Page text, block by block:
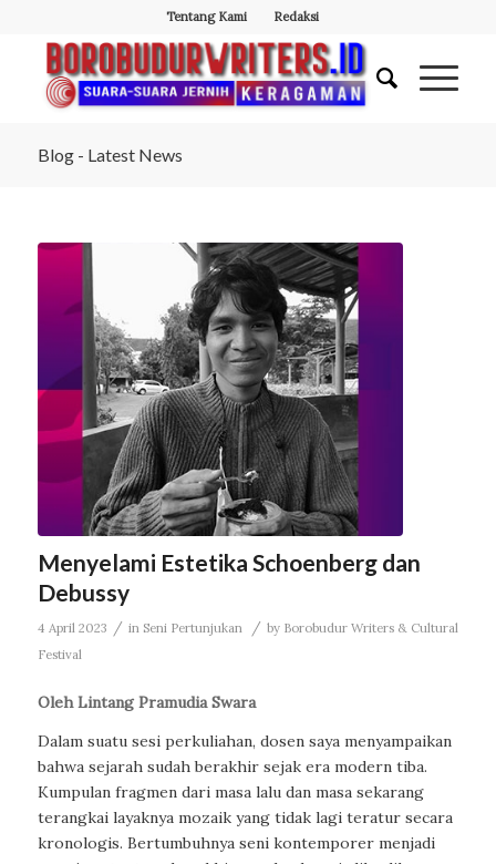
Tentang Kami Redaksi
Blog - Latest News
Menyelami Estetika Schoenberg dan
Debussy
4 April 2023 / in Seni Pertunjukan / by Borobudur Writers & Cultural
Festival
Oleh Lintang Pramudia Swara
Dalam suatu sesi perkuliahan, dosen saya menyampaikan
bahwa sejarah sudah berakhir sejak era modern tiba.
Kumpulan fragmen dari masa lalu dan masa sekarang
terangkai layaknya mozaik yang tidak lagi teratur secara
kronologis. Bertumbuhnya seni kontemporer menjadi